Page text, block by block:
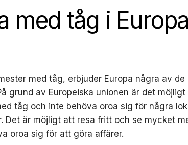
med tåg i Europa
med tåg, erbjuder Europa några av de
grund av Europeiska unionen är det möjligt
tåg och inte behöva oroa sig för några
Det är möjligt att resa fritt och se mycket
oroa sig för att göra affärer.